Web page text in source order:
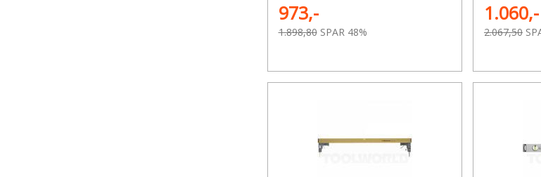
973,-
1.898,80 SPAR 48%
1.060,-
2.067,50